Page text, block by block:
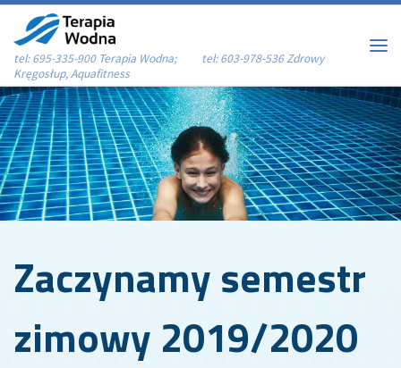
Przejdź do treści
tel: 695-335-900 Terapia Wodna; tel: 603-978-536 Zdrowy
Kręgosłup, Aquafitness
Zaczynamy semestr
zimowy 2019/2020